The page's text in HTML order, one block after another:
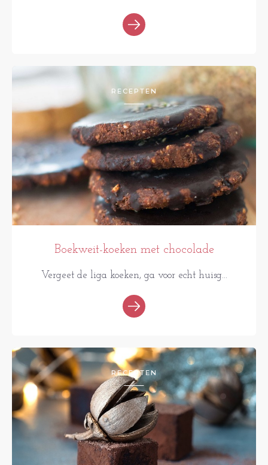
RECEPTEN
Boekweit-koeken met chocolade
Vergeet de liga koeken, ga voor echt huisg...
RECEPTEN